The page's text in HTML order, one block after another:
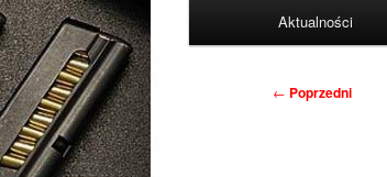
Aktualności
Nawigacja
← Poprzedni